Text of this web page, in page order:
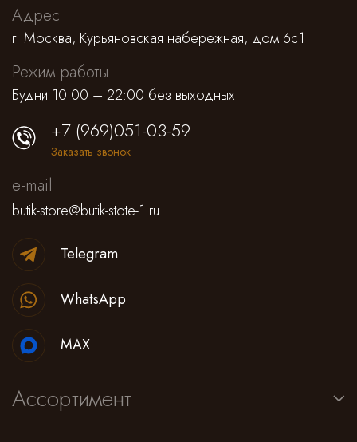
Адрес
г. Москва, Курьяновская набережная, дом 6с1
Режим работы
Будни 10:00 – 22:00 без выходных
Ассортимент
+7 (969)051-03-59
Заказать звонок
e-mail
butik-store@butik-stote-1.ru
Telegram
WhatsApp
MAX